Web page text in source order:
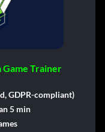
Game Trainer
GDPR-compliant)
5 min